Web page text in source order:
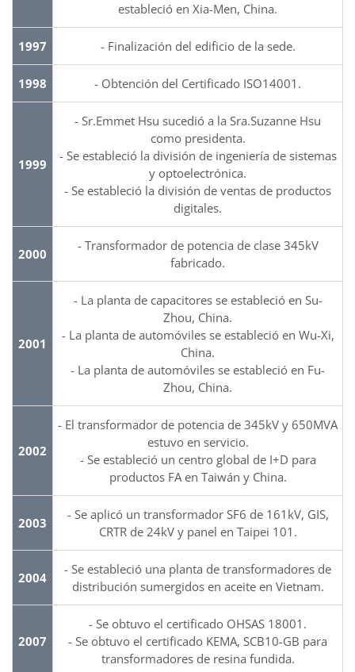
estableció en Xia-Men, China.
1997 - Finalización del edificio de la sede.
1998 - Obtención del Certificado ISO14001.
1999
- Sr.Emmet Hsu sucedió a la Sra.Suzanne Hsu
como presidenta.
- Se estableció la división de ingeniería de sistemas
y optoelectrónica.
- Se estableció la división de ventas de productos
digitales.
2000
- Transformador de potencia de clase 345kV
fabricado.
2001
- La planta de capacitores se estableció en Su-
Zhou, China.
- La planta de automóviles se estableció en Wu-Xi,
China.
- La planta de automóviles se estableció en Fu-
Zhou, China.
2002
- El transformador de potencia de 345kV y 650MVA
estuvo en servicio.
- Se estableció un centro global de I+D para
productos FA en Taiwán y China.
2003
- Se aplicó un transformador SF6 de 161kV, GIS,
CRTR de 24kV y panel en Taipei 101.
2004
- Se estableció una planta de transformadores de
distribución sumergidos en aceite en Vietnam.
2007
- Se obtuvo el certificado OHSAS 18001.
- Se obtuvo el certificado KEMA, SCB10-GB para
transformadores de resina fundida.